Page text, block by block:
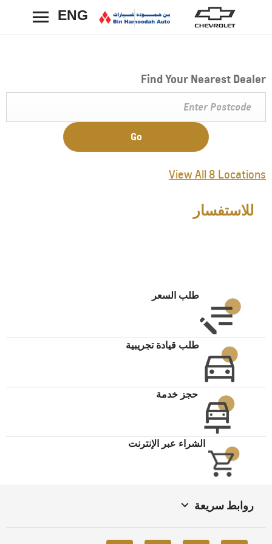
ENG رجوع
Find Your Nearest Dealer
Go
View All 8 Locations
للاستفسار
طلب السعر
طلب قيادة تجريبية
حجز خدمة
الشراء عبر الإنترنت
روابط سريعة